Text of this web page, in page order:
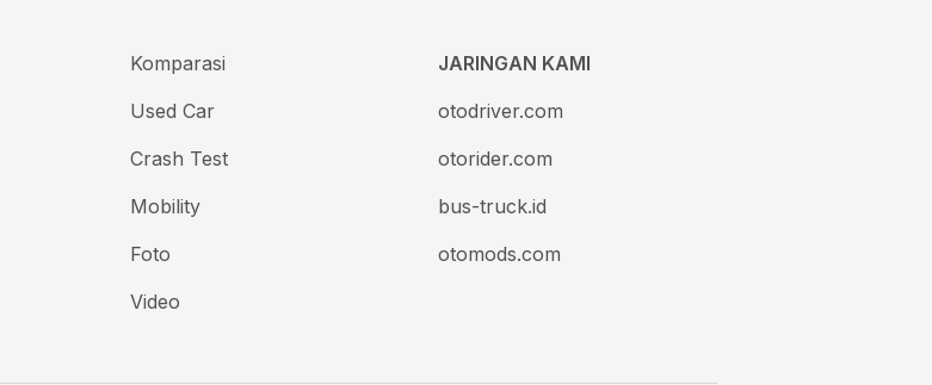
Komparasi
Used Car
Crash Test
Mobility
Foto
Video
JARINGAN KAMI
otodriver.com
otorider.com
bus-truck.id
otomods.com